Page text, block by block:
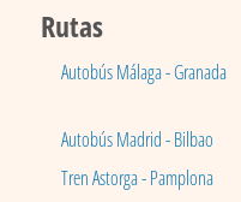
Rutas
Autobús Málaga - Granada
Autobús Madrid - Bilbao
Tren Astorga - Pamplona